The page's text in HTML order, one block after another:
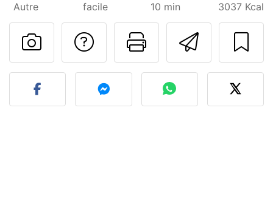
Autre facile 10 min 3037 Kcal
Imprimer
Poser une
Publier votre photo de